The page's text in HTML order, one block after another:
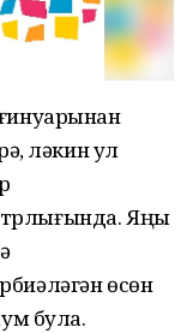
ләкин ул
Яңы
өсөн
була.